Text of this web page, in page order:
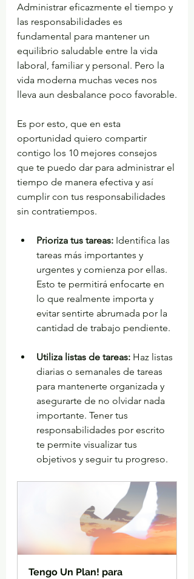
Administrar eficazmente el tiempo y
las responsabilidades es
fundamental para mantener un
equilibrio saludable entre la vida
laboral, familiar y personal. Pero la
vida moderna muchas veces nos
lleva aun desbalance poco favorable.
Es por esto, que en esta
oportunidad quiero compartir
contigo los 10 mejores consejos
que te puedo dar para administrar el
tiempo de manera efectiva y así
cumplir con tus responsabilidades
sin contratiempos.
Prioriza tus tareas: Identifica las
tareas más importantes y
urgentes y comienza por ellas.
Esto te permitirá enfocarte en
lo que realmente importa y
evitar sentirte abrumada por la
cantidad de trabajo pendiente.
Utiliza listas de tareas: Haz listas
diarias o semanales de tareas
para mantenerte organizada y
asegurarte de no olvidar nada
importante. Tener tus
responsabilidades por escrito
te permite visualizar tus
objetivos y seguir tu progreso.
Tengo Un Plan! para